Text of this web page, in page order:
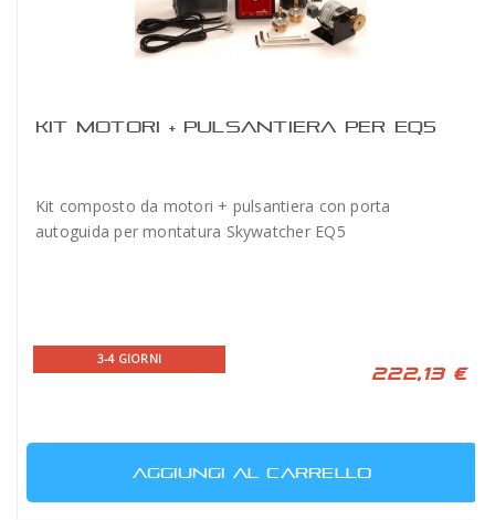
KIT MOTORI + PULSANTIERA PER EQ5
Kit composto da motori + pulsantiera con porta
autoguida per montatura Skywatcher EQ5
3-4 GIORNI
222,13 €
AGGIUNGI AL CARRELLO